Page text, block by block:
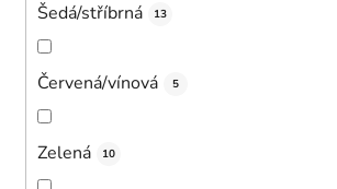
Šedá/stříbrná 13
Červená/vínová 5
Zelená 10